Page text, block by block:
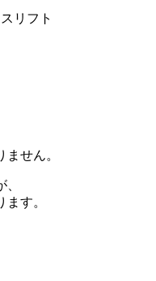
リフト
せん。
、
す。